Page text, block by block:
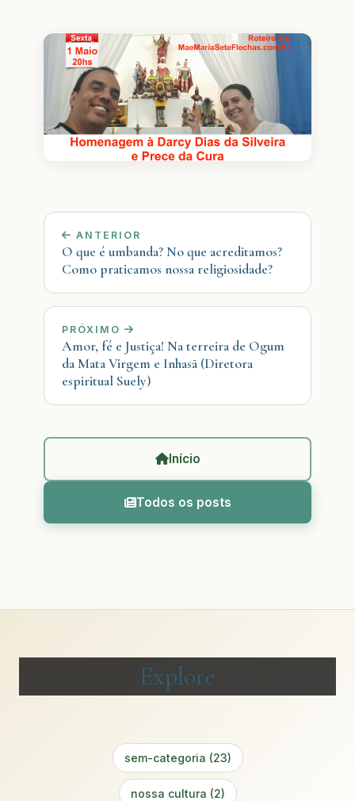
ANTERIOR
O que é umbanda? No que acreditamos?
Como praticamos nossa religiosidade?
PRÓXIMO
Amor, fé e Justiça! Na terreira de Ogum
da Mata Virgem e Inhasã (Diretora
espiritual Suely)
Início
Todos os posts
Explore
sem-categoria (23)
nossa cultura (2)